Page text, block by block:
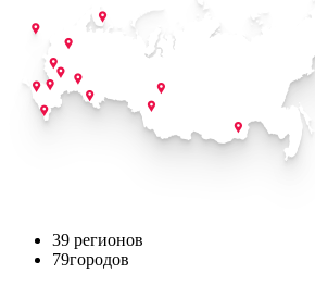
39 регионов
79городов